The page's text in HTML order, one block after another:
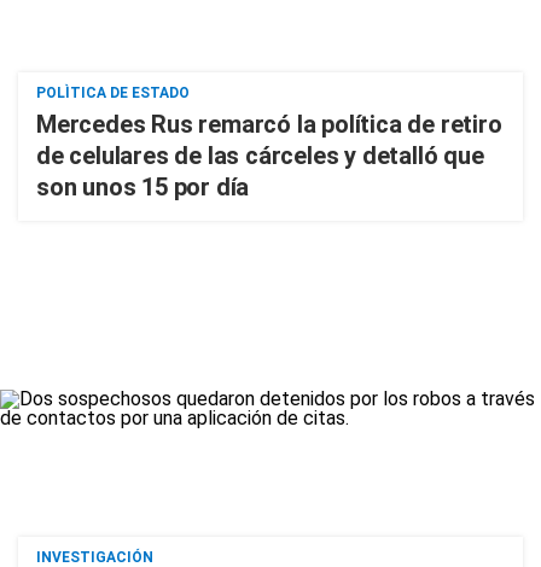
POLÌTICA DE ESTADO
Mercedes Rus remarcó la política de retiro
de celulares de las cárceles y detalló que
son unos 15 por día
INVESTIGACIÓN